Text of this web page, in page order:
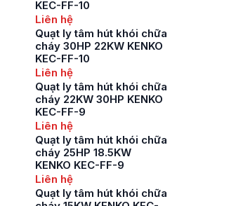
KEC-FF-10
Liên hệ
Quạt ly tâm hút khói chữa
cháy 30HP 22KW KENKO
KEC-FF-10
Liên hệ
Quạt ly tâm hút khói chữa
cháy 22KW 30HP KENKO
KEC-FF-9
Liên hệ
Quạt ly tâm hút khói chữa
cháy 25HP 18.5KW
KENKO KEC-FF-9
Liên hệ
Quạt ly tâm hút khói chữa